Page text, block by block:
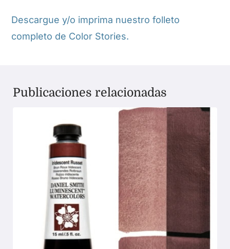
Descargue y/o imprima nuestro folleto
completo de Color Stories.
Publicaciones relacionadas